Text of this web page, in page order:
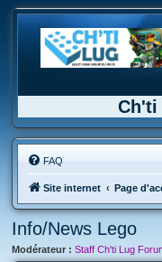
Ch'ti
FAQ
Site internet Page
Info/News Lego
Modérateur : Staff Ch'ti Lug